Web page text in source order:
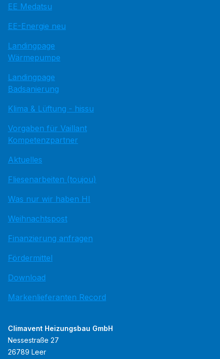
EE Medatsu
EE-Energie neu
Landingpage
Wärmepumpe
Landingpage
Badsanierung
Klima & Lüftung - hissu
Vorgaben für Vaillant
Kompetenzpartner
Aktuelles
Fliesenarbeiten (toujou)
Was nur wir haben HI
Weihnachtspost
Finanzierung anfragen
Fördermittel
Download
Markenlieferanten Record
Climavent Heizungsbau GmbH
Nessestraße 27
26789 Leer